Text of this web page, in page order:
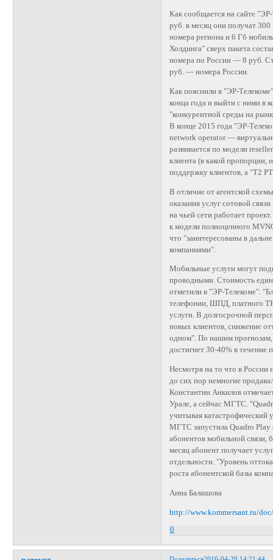
Как сообщается на сайте
руб. в месяц они получат
номера региона и 6 Гб
Холдинга" сверх пакета
номера по России — 8 руб.
руб. — номера России.
Как пояснили в "ЭР-
конца года и выйти с ними в
"конкурентной среды на
В конце 2015 года "ЭР-
network operator —
развивается по модели
клиента (в какой пропорции,
поддержку клиентов, а "Т2
В отличие от агентской
оказания услуг сотовой
на чьей сети работает
к модели полноценного
что "заинтересованы в
компаниями".
Мобильные услуги могут
проводными. Стоимость
отметили в "ЭР-Телекоме".
телефонии, ШПД, платного
услуги. В долгосрочной
новых клиентов, снижение
одном". По нашим прогнозам,
достигнет 30-40% в
Несмотря на то что в России
до сих пор немногие
Константин Анкилов
Урале, а сейчас МГТС.
учитывая катастрофический
МГТС запустила Quadro Play
абонентов мобильной связи,
месяц абонент получает
отдельности. "Уровень
роста абонентской базы
Анна Балашова
http://www.kommersant.ru/
0
Поделиться2016-04-20 14:21:44